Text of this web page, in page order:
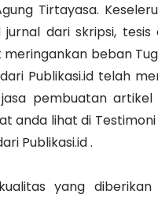
Tirtayasa.
dari skripsi, tesis
beban
Publikasi.id telah
pembuatan
anda lihat di
Publikasi.id .
yang diberikan